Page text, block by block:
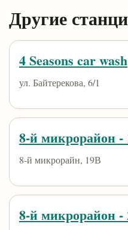
Другие
4 Seasons car wash
ул. Байтерекова, 6/1
8-й микрорайон -
8-й микрорайн, 19В
8-й микрорайон -